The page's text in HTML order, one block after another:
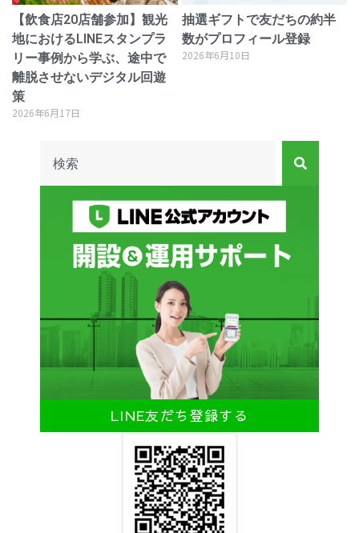
【飲食店20店舗参加】観光
地におけるLINEスタンプラ
リー事例から学ぶ、途中で
離脱させないデジタル回遊
策
2026年6月17日
抽選ギフトで友だちの約半
数がプロフィール登録
2026年6月10日
LINE友だち登録する